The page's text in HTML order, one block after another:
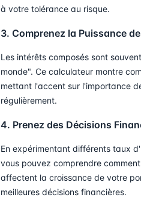
à votre tolérance au risque.
3. Comprenez la Puissance
Les intérêts composés sont
monde". Ce calculateur montre
mettant l'accent sur l'importance
régulièrement.
4. Prenez des Décisions
En expérimentant différents taux
vous pouvez comprendre
affectent la croissance de votre
meilleures décisions financières.